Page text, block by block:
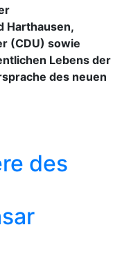
Harthausen,
(CDU) sowie
Lebens der
des neuen
des